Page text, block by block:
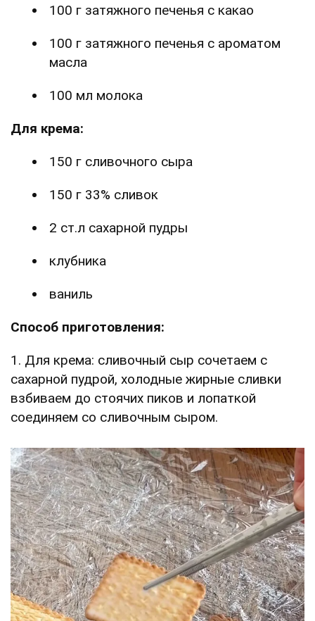
100 г затяжного печенья с какао
100 г затяжного печенья с ароматом
масла
100 мл молока
Для крема:
150 г сливочного сыра
150 г 33% сливок
2 ст.л сахарной пудры
клубника
ваниль
Способ приготовления:
1. Для крема: сливочный сыр сочетаем с
сахарной пудрой, холодные жирные сливки
взбиваем до стоячих пиков и лопаткой
соединяем со сливочным сыром.